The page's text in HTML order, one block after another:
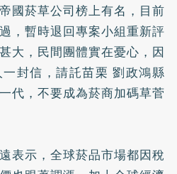
國菸草公司榜上有名，目前
，暫時退回專案小組重新評
大，民間團體實在憂心，因
封信，請託苗栗 劉政鴻縣
代，不要成為菸商加碼草菅
表示，全球菸品市場都因稅